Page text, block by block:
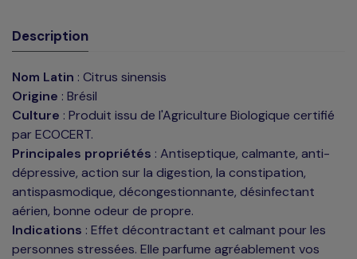
Description
Nom Latin : Citrus sinensis
Origine : Brésil
Culture : Produit issu de l'Agriculture Biologique certifié
par ECOCERT.
Principales propriétés : Antiseptique, calmante, anti-
dépressive, action sur la digestion, la constipation,
antispasmodique, décongestionnante, désinfectant
aérien, bonne odeur de propre.
Indications : Effet décontractant et calmant pour les
personnes stressées. Elle parfume agréablement vos